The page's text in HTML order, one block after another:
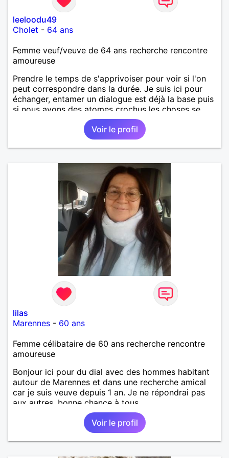
leeloodu49
Cholet - 64 ans
Femme veuf/veuve de 64 ans recherche rencontre
amoureuse
Prendre le temps de s'apprivoiser pour voir si l'on
peut correspondre dans la durée. Je suis ici pour
échanger, entamer un dialogue est déjà la base puis
si nous avons des atomes crochus les choses se
mettrons en place petit à petit normalement.
Voir le profil
lilas
Marennes - 60 ans
Femme célibataire de 60 ans recherche rencontre
amoureuse
Bonjour ici pour du dial avec des hommes habitant
autour de Marennes et dans une recherche amical
car je suis veuve depuis 1 an. Je ne répondrai pas
aux autres, bonne chance à tous.
Voir le profil